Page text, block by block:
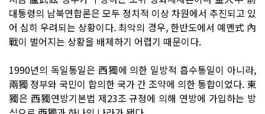
대통령의 남북연합론은 모두 정치적 이상 차원에서 추진되고 있
어 심히 우려되는 상황이다. 최악의 경우, 한반도에서 예멘式 內
戰이 벌어지는 상황을 배제하기 어렵기 때문이다.
1990년의 독일통일은 西獨에 의한 일방적 흡수통일이 아니라,
兩獨 정부와 국민이 합의한 국가 간 조약에 의한 통합이었다. 東
獨은 西獨연방기본법 제23조 규정에 의해 연방에 가입하는 방